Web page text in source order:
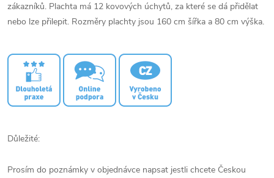
zákazníků. Plachta má 12 kovových úchytů, za které se dá přidělat
nebo lze přilepit. Rozměry plachty jsou 160 cm šířka a 80 cm výška.
Důležité:
Prosím do poznámky v objednávce napsat jestli chcete Českou